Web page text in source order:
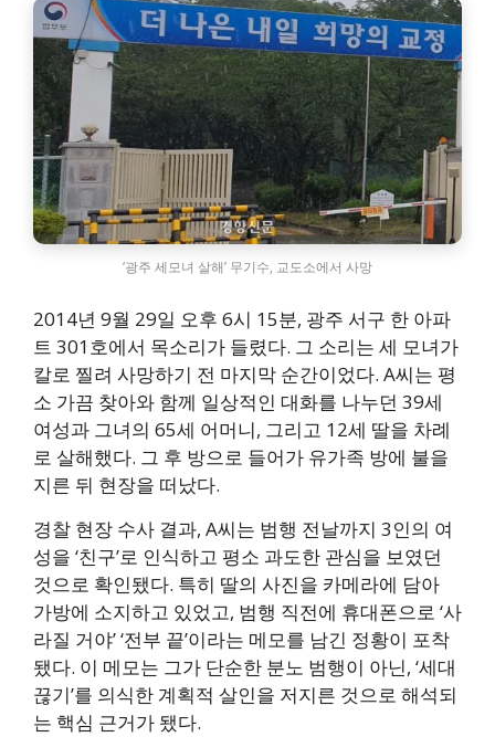
‘광주 세모녀 살해’ 무기수, 교도소에서 사망
2014년 9월 29일 오후 6시 15분, 광주 서구 한 아파
트 301호에서 목소리가 들렸다. 그 소리는 세 모녀가
칼로 찔려 사망하기 전 마지막 순간이었다. A씨는 평
소 가끔 찾아와 함께 일상적인 대화를 나누던 39세
여성과 그녀의 65세 어머니, 그리고 12세 딸을 차례
로 살해했다. 그 후 방으로 들어가 유가족 방에 불을
지른 뒤 현장을 떠났다.
경찰 현장 수사 결과, A씨는 범행 전날까지 3인의 여
성을 ‘친구’로 인식하고 평소 과도한 관심을 보였던
것으로 확인됐다. 특히 딸의 사진을 카메라에 담아
가방에 소지하고 있었고, 범행 직전에 휴대폰으로 ‘사
라질 거야’ ‘전부 끝’이라는 메모를 남긴 정황이 포착
됐다. 이 메모는 그가 단순한 분노 범행이 아닌, ‘세대
끊기’를 의식한 계획적 살인을 저지른 것으로 해석되
는 핵심 근거가 됐다.